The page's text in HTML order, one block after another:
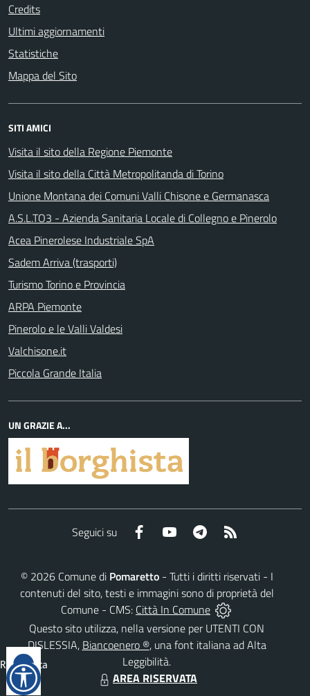
Credits
Ultimi aggiornamenti
Statistiche
Mappa del Sito
SITI AMICI
Visita il sito della Regione Piemonte
Visita il sito della Città Metropolitanda di Torino
Unione Montana dei Comuni Valli Chisone e Germanasca
A.S.L.TO3 - Azienda Sanitaria Locale di Collegno e Pinerolo
Acea Pinerolese Industriale SpA
Sadem Arriva (trasporti)
Turismo Torino e Provincia
ARPA Piemonte
Pinerolo e le Valli Valdesi
Valchisone.it
Piccola Grande Italia
UN GRAZIE A...
Seguici su Facebook YouTube Telegram
© 2026Comune di Pomaretto- Tutti i diritti riservati - I
contenuti del sito, testi e immagini sono di proprietà del
Comune - CMS: Città In Comune
Questo sito utilizza, nella versione per UTENTI CON
DISLESSIA, Biancoenero ®, una font italiana ad Alta
Leggibilità.
AREA RISERVATA
Reimposta
tutto